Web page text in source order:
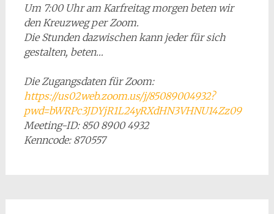
Um 7:00 Uhr am Karfreitag morgen beten wir
den Kreuzweg per Zoom.
Die Stunden dazwischen kann jeder für sich
gestalten, beten…
Die Zugangsdaten für Zoom:
https://us02web.zoom.us/j/85089004932?
pwd=bWRPc3JDYjR1L24yRXdHN3VHNU14Zz09
Meeting-ID: 850 8900 4932
Kenncode: 870557